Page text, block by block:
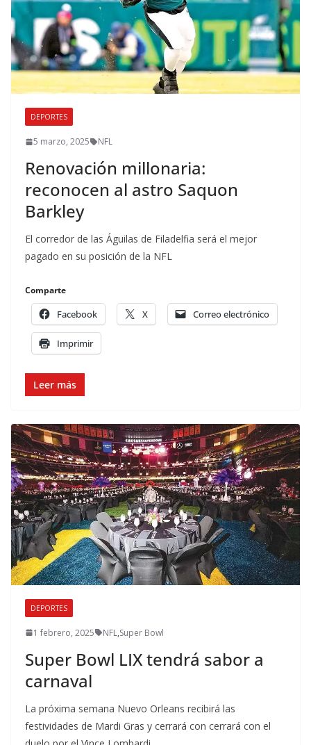
DEPORTES
5 marzo, 2025 NFL
Renovación millonaria:
reconocen al astro Saquon
Barkley
El corredor de las Águilas de Filadelfia será el mejor
pagado en su posición de la NFL
Comparte
Facebook X Correo electrónico
Imprimir
Leer más
DEPORTES
1 febrero, 2025 NFL,Super Bowl
Super Bowl LIX tendrá sabor a
carnaval
La próxima semana Nuevo Orleans recibirá las
festividades de Mardi Gras y cerrará con cerrará con el